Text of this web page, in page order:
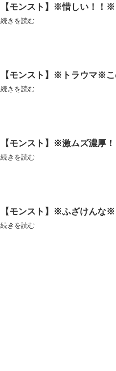
【モンスト】※惜しい！！
続きを読む
【モンスト】※トラウマ※
続きを読む
【モンスト】※激ムズ濃
続きを読む
【モンスト】※ふざけんな
続きを読む